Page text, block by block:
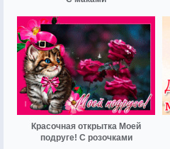
Красочная открытка Моей
подруге! С розочками